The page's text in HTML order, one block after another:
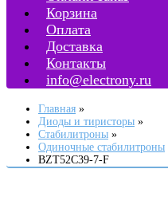
Корзина
Оплата
Доставка
Контакты
info@electrony.ru
Главная
Диоды и тиристоры
Стабилитроны
Одиночные стабилитроны
BZT52C39-7-F